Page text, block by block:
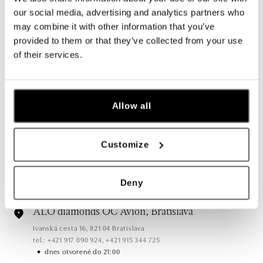
our social media, advertising and analytics partners who
may combine it with other information that you’ve
provided to them or that they’ve collected from your use
of their services.
Allow all
Customize
Deny
Všetky Česko Slovensko
otvorené v Pondelok od 09:00
ALO diamonds OC Aupark, Bratislava
tel.: +421 917 090 891
ALO diamonds OC Avion, Bratislava
Ivanská cesta 16, 821 04 Bratislava
tel.: +421 917 090 924, +421 915 344 725
dnes otvorené do 21:00